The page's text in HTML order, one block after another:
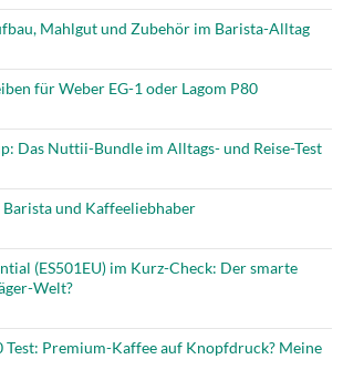
Mahlgut und Zubehör im Barista-Alltag
für Weber EG-1 oder Lagom P80
Das Nuttii-Bundle im Alltags- und Reise-Test
und Kaffeeliebhaber
(ES501EU) im Kurz-Check: Der smarte
Welt?
Premium-Kaffee auf Knopfdruck? Meine